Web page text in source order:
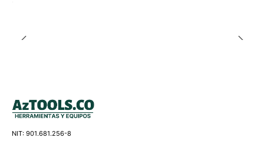
NIT: 901.681.256-8